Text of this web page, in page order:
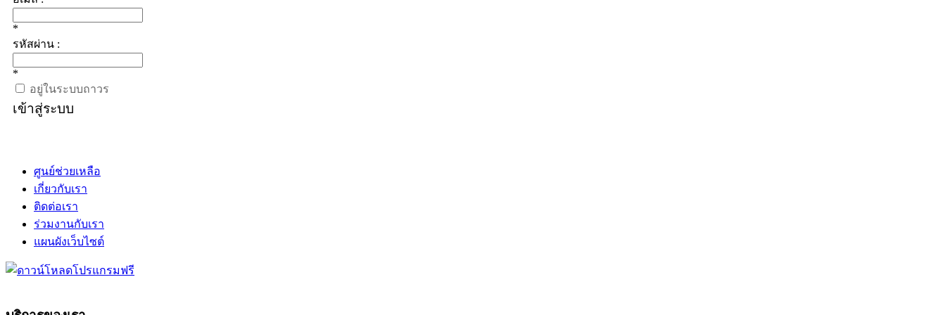
*
รหัสผ่าน :
*
อยู่ในระบบถาวร
เข้าสู่ระบบ
ศูนย์ช่วยเหลือ
เกี่ยวกับเรา
ติดต่อเรา
ร่วมงานกับเรา
แผนผังเว็บไซต์